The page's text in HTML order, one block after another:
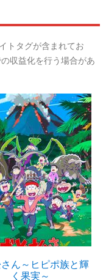
トタグが含まれてお
収益化を行う場合があ
ん～ヒピポ族と輝
く果実～